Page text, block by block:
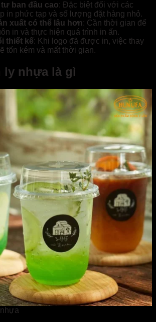
ban đầu cao: Đặc biệt đối với các
in phức tạp và số lượng đặt hàng nhỏ.
xuất có thể lâu hơn: Cần thời gian để
in và thực hiện quá trình in ấn.
thiết kế: Khi logo đã được in, việc thay
tốn kém và mất thời gian.
ly nhựa là gì